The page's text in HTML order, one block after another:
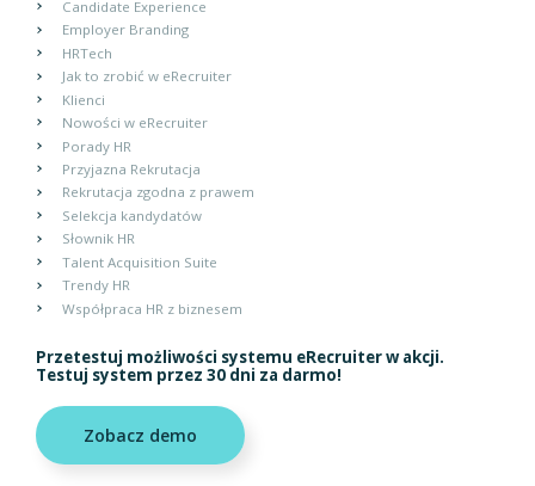
Candidate Experience
Employer Branding
HRTech
Jak to zrobić w eRecruiter
Klienci
Nowości w eRecruiter
Porady HR
Przyjazna Rekrutacja
Rekrutacja zgodna z prawem
Selekcja kandydatów
Słownik HR
Talent Acquisition Suite
Trendy HR
Współpraca HR z biznesem
Przetestuj możliwości systemu eRecruiter w akcji.
Testuj system przez 30 dni za darmo!
Zobacz demo